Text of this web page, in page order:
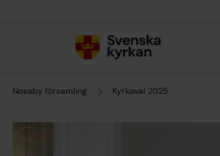
Nosaby församling Kyrkoval 2025